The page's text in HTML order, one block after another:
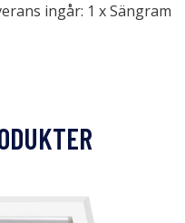
ingår: 1 x Sängram